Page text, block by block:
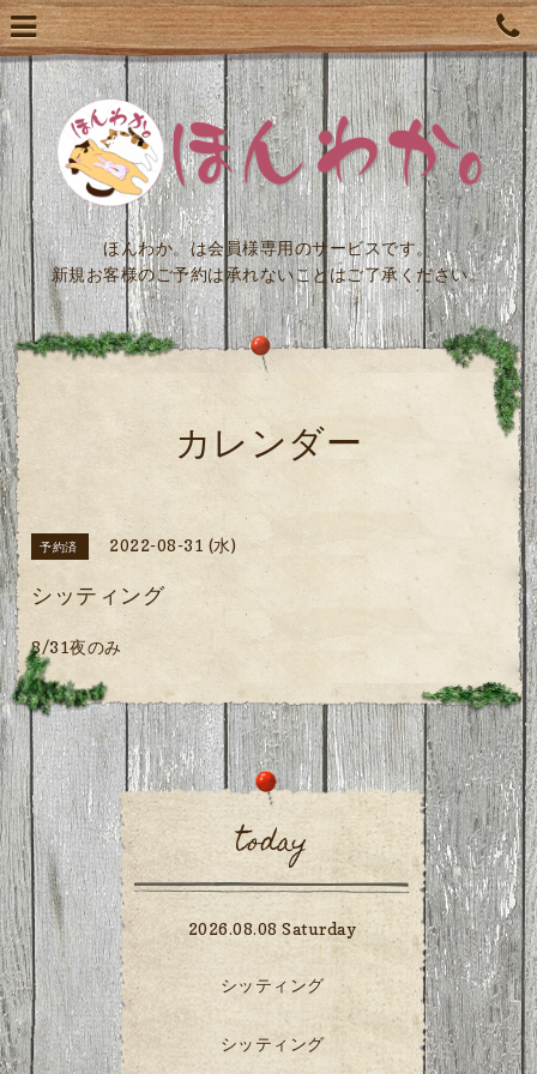
ほんわか。は会員様専用のサービスです。
新規お客様のご予約は承れないことはご了承ください。
カレンダー
予約済 2022-08-31 (水)
シッティング
8/31夜のみ
today
2026.08.08 Saturday
シッティング
シッティング